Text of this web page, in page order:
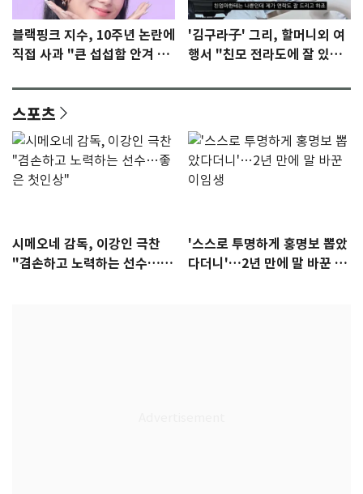
블랙핑크 지수, 10주년 논란에
직접 사과 "큰 섭섭함 안겨 미
'김구라子' 그리, 할머니외 여
행서 "친모 전라도에 잘 있
스포츠
시메오네 감독, 이강인 극찬
"겸손하고 노력하는 선수…좋
'스스로 투명하게 홍명보 뽑았
다더니'…2년 만에 말 바꾼 이